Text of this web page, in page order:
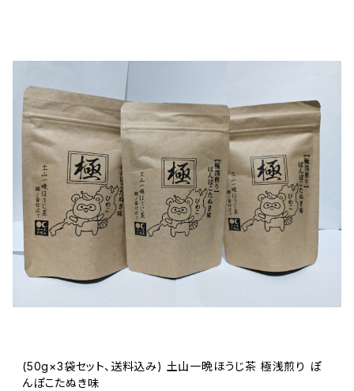
(50g×3袋セット、送料込み) 土山一晩ほうじ茶 極浅煎り ぽ
んぽこたぬき味